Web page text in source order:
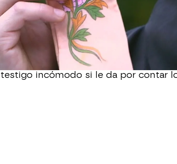
atrocidades cometidas en el reinado
verdadero problema.
Saimdang es testigo involuntario de
de Han pi-honda. Ahora los soldados
salvajada la persiguen para terminar
testigo incómodo si le da por contar